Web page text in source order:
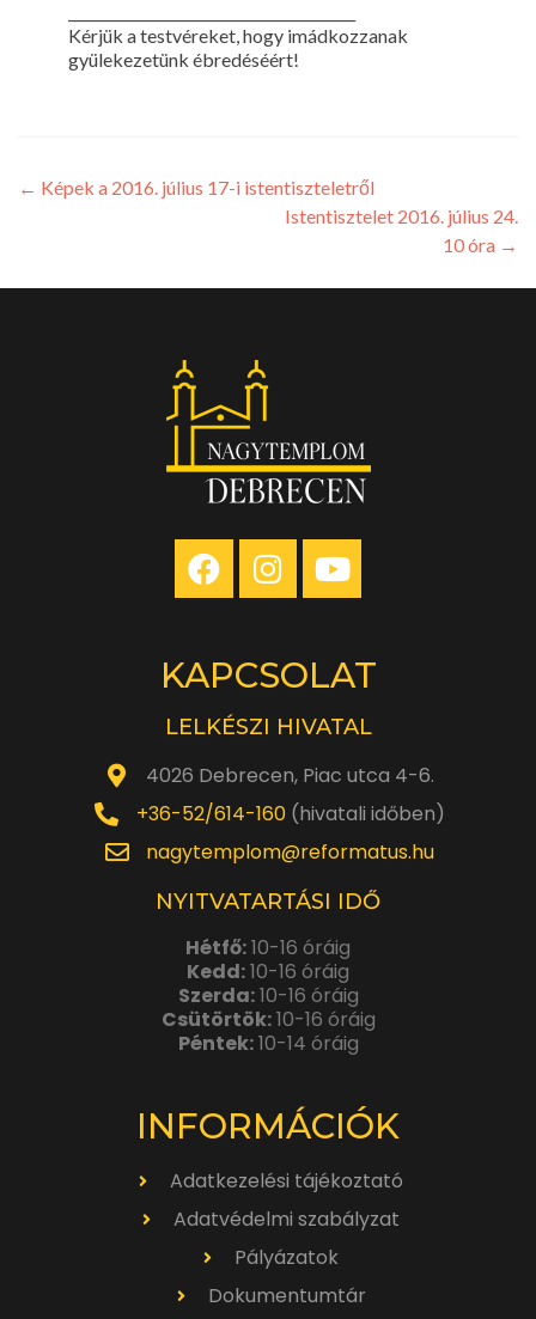
Kérjük a testvéreket, hogy imádkozzanak
gyülekezetünk ébredéséért!
← Képek a 2016. július 17-i istentiszteletről
Istentisztelet 2016. július 24.
10 óra →
KAPCSOLAT
LELKÉSZI HIVATAL
4026 Debrecen, Piac utca 4-6.
+36-52/614-160(hivatali időben)
nagytemplom@reformatus.hu
NYITVATARTÁSI IDŐ
Hétfő:10-16 óráig
Kedd:10-16 óráig
Szerda:10-16 óráig
Csütörtök:10-16 óráig
Péntek:10-14 óráig
INFORMÁCIÓK
Adatkezelési tájékoztató
Adatvédelmi szabályzat
Pályázatok
Dokumentumtár